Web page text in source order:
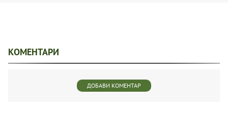
КОМЕНТАРИ
ДОБАВИ КОМЕНТАР